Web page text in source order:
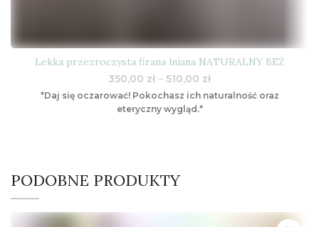
Lekka przezroczysta firana lniana NATURALNY BEŻ
350,00 zł – 510,00 złZakres
cen:
*Daj się oczarować! Pokochasz ich naturalność oraz
eteryczny wygląd.*
PODOBNE PRODUKTY